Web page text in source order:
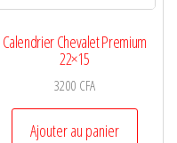
Calendrier Chevalet Premium
22×15
3200 CFA
Ajouter au panier